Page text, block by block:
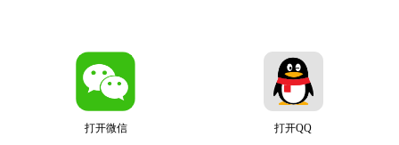
打开微信 打开QQ